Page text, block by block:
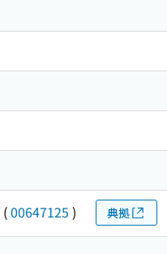
(00647125 ) 典拠